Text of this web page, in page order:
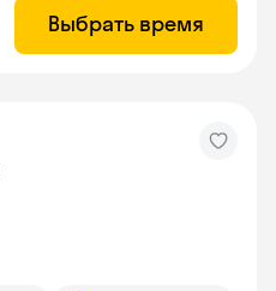
Выбрать время